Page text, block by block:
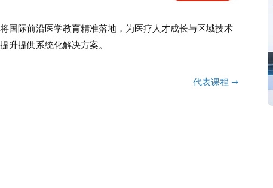
将国际前沿医学教育精准落地，为医疗人才成长与区域技术
提升提供系统化解决方案。
代表课程 ➞